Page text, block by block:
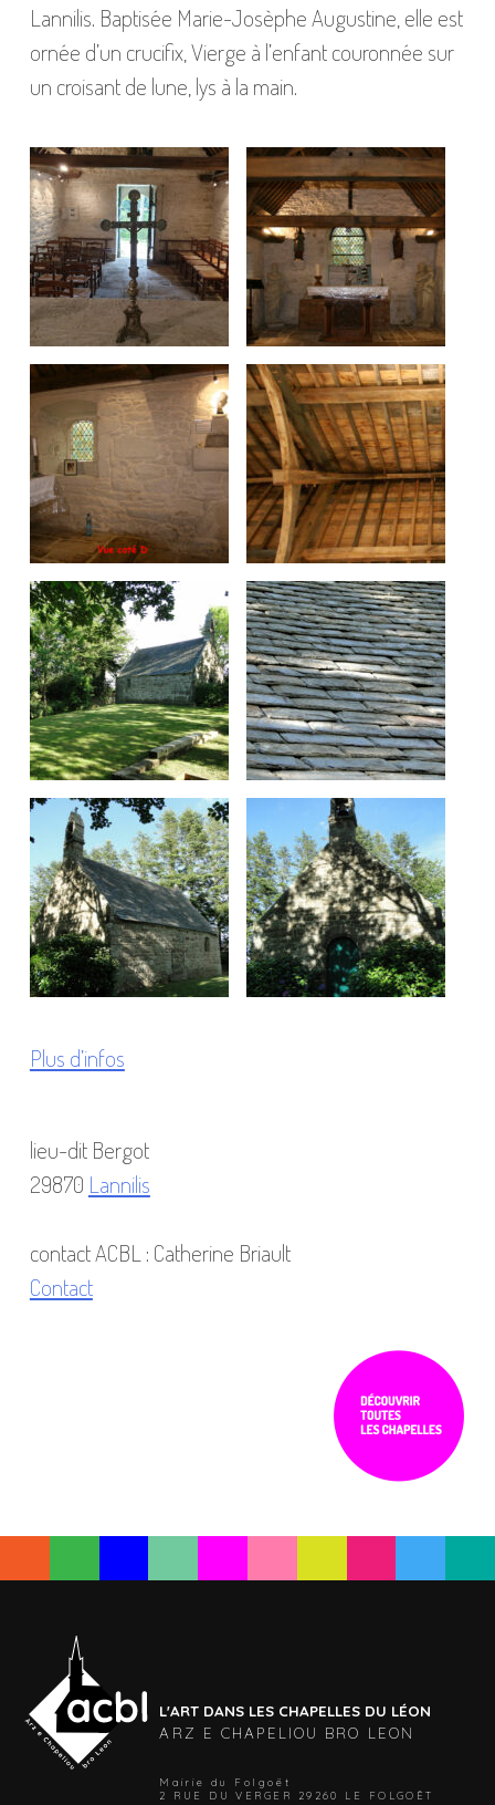
Lannilis. Baptisée Marie-Josèphe Augustine, elle est
ornée d’un crucifix, Vierge à l’enfant couronnée sur
un croisant de lune, lys à la main.
Plus d’infos
lieu-dit Bergot
29870 Lannilis
contact ACBL : Catherine Briault
Contact
L'ART DANS LES CHAPELLES DU LÉON
ARZ E CHAPELIOU BRO LEON
Mairie du Folgoët
2 RUE DU VERGER 29260 LE FOLGOËT